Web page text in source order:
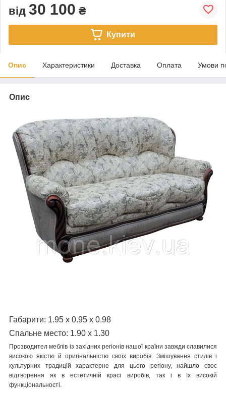
від 30 100 ₴
Купити
Опис Характеристики Доставка Оплата Умови
Опис
Габарити: 1.95 х 0.95 х 0.98
Спальне место: 1.90 х 1.30
Прозводител меблів із західних регіонів нашої країни завжди славилися
високою якістю й оригінальністю своїх виробів. Змішування стилів і
культурних традицій характерне для цього регіону, найшло своє
відтворення як в естетичній красі виробів, так і в їх високій
функціональності.